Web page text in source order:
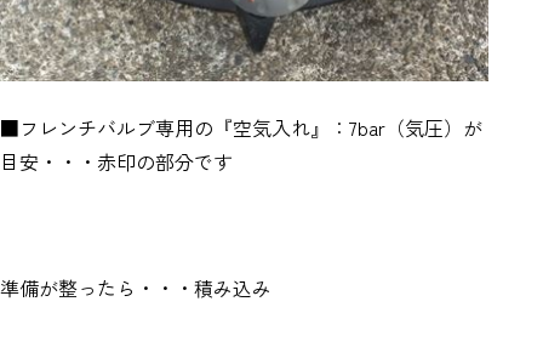
■フレンチバルブ専用の『空気入れ』：7bar（気圧）が
目安・・・赤印の部分です
準備が整ったら・・・積み込み